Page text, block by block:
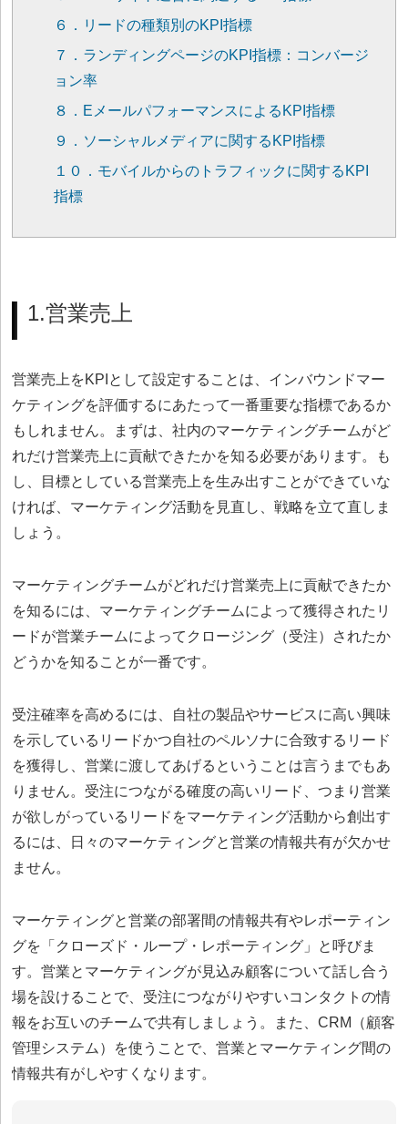
６．リードの種類別のKPI指標
７．ランディングページのKPI指標：コンバージ
ョン率
８．EメールパフォーマンスによるKPI指標
９．ソーシャルメディアに関するKPI指標
１０．モバイルからのトラフィックに関するKPI
指標
1.営業売上
営業売上をKPIとして設定することは、インバウンドマー
ケティングを評価するにあたって一番重要な指標であるか
もしれません。まずは、社内のマーケティングチームがど
れだけ営業売上に貢献できたかを知る必要があります。も
し、目標としている営業売上を生み出すことができていな
ければ、マーケティング活動を見直し、戦略を立て直しま
しょう。
マーケティングチームがどれだけ営業売上に貢献できたか
を知るには、マーケティングチームによって獲得されたリ
ードが営業チームによってクロージング（受注）されたか
どうかを知ることが一番です。
受注確率を高めるには、自社の製品やサービスに高い興味
を示しているリードかつ自社のペルソナに合致するリード
を獲得し、営業に渡してあげるということは言うまでもあ
りません。受注につながる確度の高いリード、つまり営業
が欲しがっているリードをマーケティング活動から創出す
るには、日々のマーケティングと営業の情報共有が欠かせ
ません。
マーケティングと営業の部署間の情報共有やレポーティン
グを「クローズド・ループ・レポーティング」と呼びま
す。営業とマーケティングが見込み顧客について話し合う
場を設けることで、受注につながりやすいコンタクトの情
報をお互いのチームで共有しましょう。また、CRM（顧客
管理システム）を使うことで、営業とマーケティング間の
情報共有がしやすくなります。